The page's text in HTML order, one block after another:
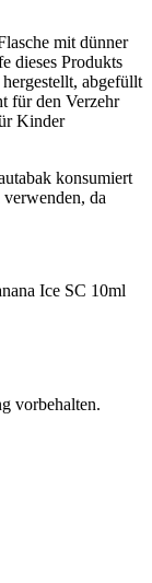
mit dünner
dieses Produkts
abgefüllt
für den Verzehr
Kinder
konsumiert
da
Ice SC 10ml
vorbehalten.